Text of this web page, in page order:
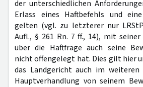
der unterschiedlichen
Erlass eines Haftbefehls und
gelten (vgl. zu letzterer nur
Aufl., § 261 Rn. 7 ff., 14), mit seiner
über die Haftfrage auch seine
nicht offengelegt hat. Dies gilt hier
das Landgericht auch im
Hauptverhandlung von seinem